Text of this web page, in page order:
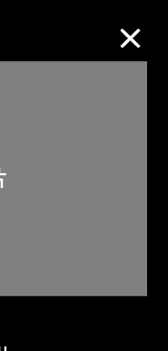
一世纪视觉